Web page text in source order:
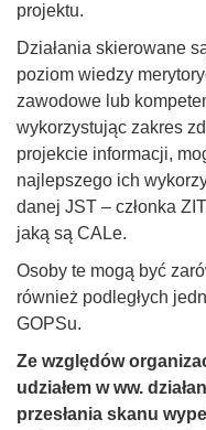
projektu.
Działania skierowane
poziom wiedzy
zawodowe lub
wykorzystując zakres
projekcie informacji,
najlepszego ich
danej JST – członka
jaką są CALe.
Osoby te mogą być
również podległych
GOPSu.
Ze względów
udziałem w ww.
przesłania skanu